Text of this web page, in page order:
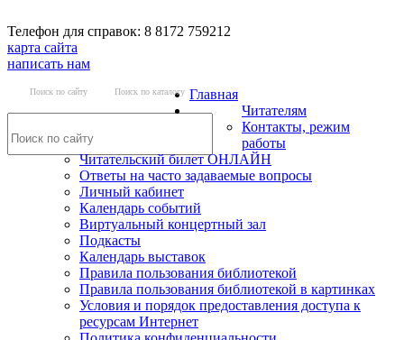
Телефон для справок: 8 8172 759212
карта сайта
написать нам
Поиск по сайту Поиск по каталогу Главная
Читателям
Контакты, режим
работы
Читательский билет ОНЛАЙН
Ответы на часто задаваемые вопросы
Личный кабинет
Календарь событий
Виртуальный концертный зал
Подкасты
Календарь выставок
Правила пользования библиотекой
Правила пользования библиотекой в картинках
Условия и порядок предоставления доступа к
ресурсам Интернет